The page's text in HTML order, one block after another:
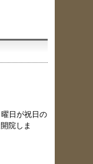
日が祝日の
院しま